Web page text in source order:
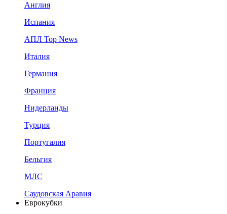
Англия
Испания
АПЛ Top News
Италия
Германия
Франция
Нидерланды
Турция
Португалия
Бельгия
МЛС
Саудовская Аравия
Еврокубки